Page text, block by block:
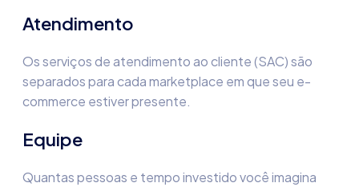
Atendimento
Os serviços de atendimento ao cliente (SAC) são
separados para cada marketplace em que seu e-
commerce estiver presente.
Equipe
Quantas pessoas e tempo investido você imagina